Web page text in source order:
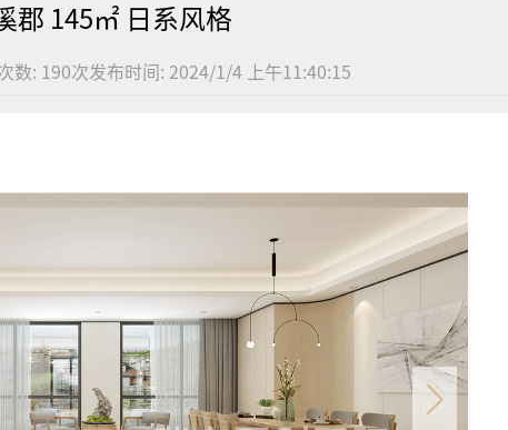
郡 145㎡ 日系风格
数: 190次发布时间: 2024/1/4 上午11:40:15